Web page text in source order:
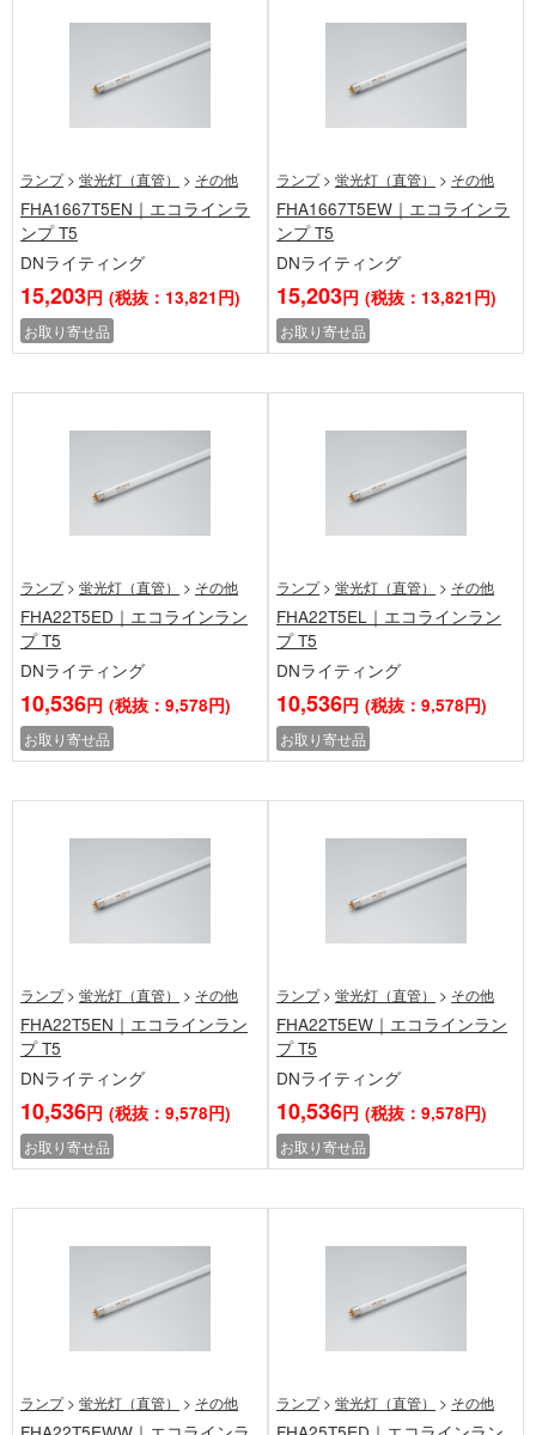
ランプ > 蛍光灯（直管） > その他
FHA1667T5EN｜エコラインラ
ンプ T5
DNライティング
15,203円 (税抜：13,821円)
お取り寄せ品
ランプ > 蛍光灯（直管） > その他
FHA1667T5EW｜エコラインラ
ンプ T5
DNライティング
15,203円 (税抜：13,821円)
お取り寄せ品
ランプ > 蛍光灯（直管） > その他
FHA22T5ED｜エコラインラン
プ T5
DNライティング
10,536円 (税抜：9,578円)
お取り寄せ品
ランプ > 蛍光灯（直管） > その他
FHA22T5EL｜エコラインラン
プ T5
DNライティング
10,536円 (税抜：9,578円)
お取り寄せ品
ランプ > 蛍光灯（直管） > その他
FHA22T5EN｜エコラインラン
プ T5
DNライティング
10,536円 (税抜：9,578円)
お取り寄せ品
ランプ > 蛍光灯（直管） > その他
FHA22T5EW｜エコラインラン
プ T5
DNライティング
10,536円 (税抜：9,578円)
お取り寄せ品
ランプ > 蛍光灯（直管） > その他 ランプ > 蛍光灯（直管） > その他